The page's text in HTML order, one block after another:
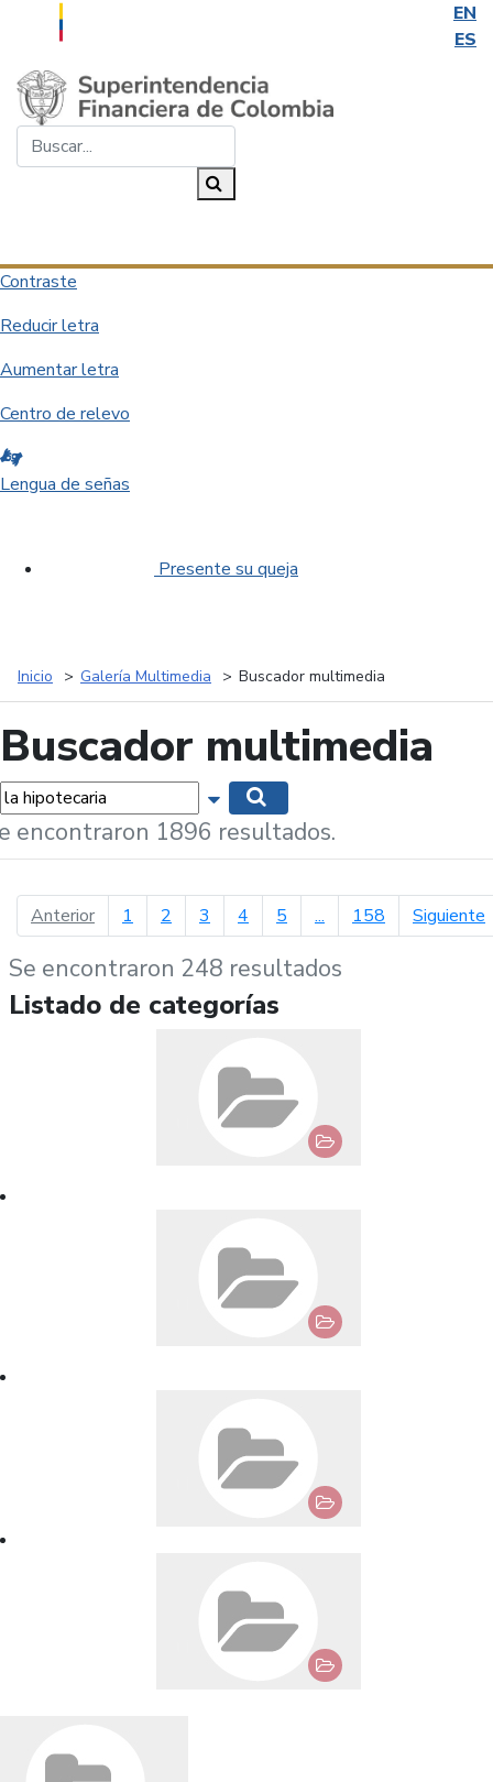
EN
ES
Saltar al contenido principal
Contraste
Reducir letra
Aumentar letra
Centro de relevo
Lengua de señas
Presente su queja
Inicio Galería Multimedia Buscador multimedia
Buscador multimedia
Mostrar opciones de búsqueda
encontraron 1896 resultados.
Anteriorpágina anterior
1 2 3 4 5 ... 158 Siguiente
Se encontraron 248 resultados
Listado de categorías